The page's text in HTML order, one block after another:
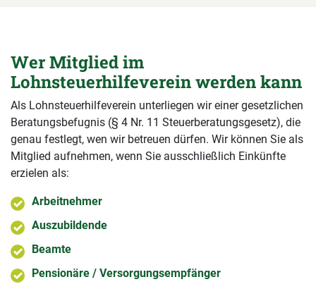
Wer Mitglied im
Lohnsteuerhilfeverein werden kann
Als Lohnsteuerhilfeverein unterliegen wir einer gesetzlichen
Beratungsbefugnis (§ 4 Nr. 11 Steuerberatungsgesetz), die
genau festlegt, wen wir betreuen dürfen. Wir können Sie als
Mitglied aufnehmen, wenn Sie ausschließlich Einkünfte
erzielen als:
Arbeitnehmer
Auszubildende
Beamte
Pensionäre / Versorgungsempfänger